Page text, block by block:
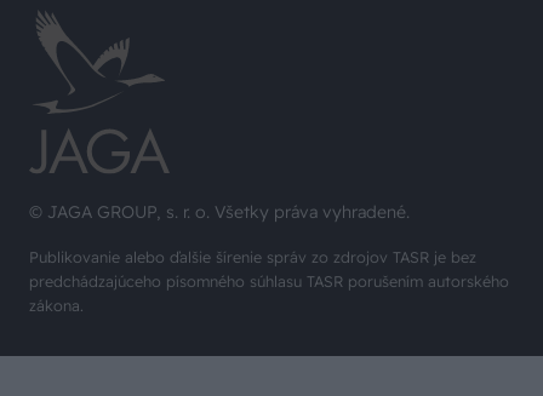
© JAGA GROUP, s. r. o. Všetky práva vyhradené.
Publikovanie alebo ďalšie šírenie správ zo zdrojov TASR je bez
predchádzajúceho písomného súhlasu TASR porušením autorského
zákona.